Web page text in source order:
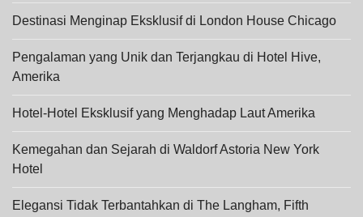
Destinasi Menginap Eksklusif di London House Chicago
Pengalaman yang Unik dan Terjangkau di Hotel Hive,
Amerika
Hotel-Hotel Eksklusif yang Menghadap Laut Amerika
Kemegahan dan Sejarah di Waldorf Astoria New York
Hotel
Elegansi Tidak Terbantahkan di The Langham, Fifth